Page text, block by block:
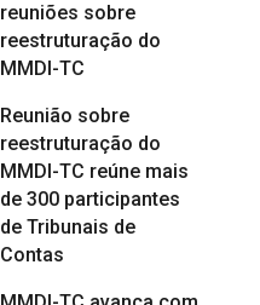
reuniões sobre
reestruturação do
MMDI-TC
Reunião sobre
reestruturação do
MMDI-TC reúne mais
de 300 participantes
de Tribunais de
Contas